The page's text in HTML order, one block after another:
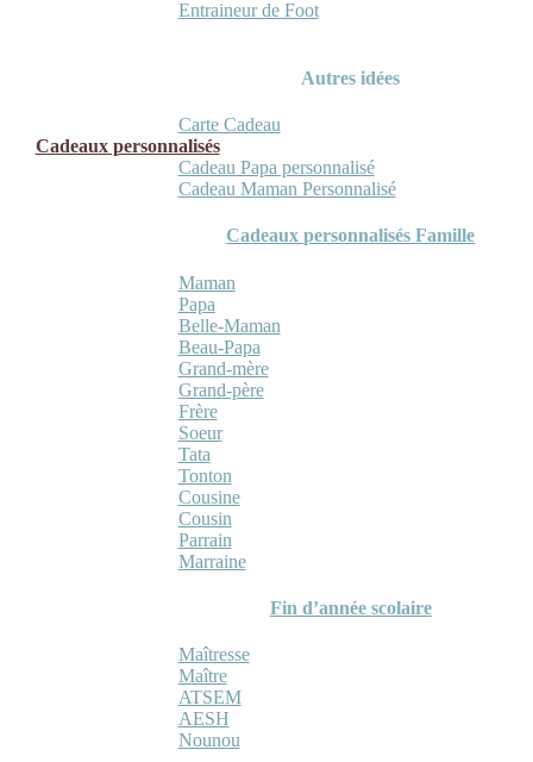
Entraineur de Foot
Autres idées
Carte Cadeau
Cadeaux personnalisés
Cadeau Papa personnalisé
Cadeau Maman Personnalisé
Cadeaux personnalisés Famille
Maman
Papa
Belle-Maman
Beau-Papa
Grand-mère
Grand-père
Frère
Soeur
Tata
Tonton
Cousine
Cousin
Parrain
Marraine
Fin d’année scolaire
Maîtresse
Maître
ATSEM
AESH
Nounou